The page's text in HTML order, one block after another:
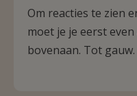
Om reacties te zien
moet je je eerst
bovenaan. Tot gauw.